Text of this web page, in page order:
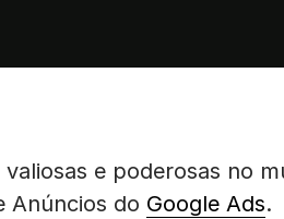
e poderosas no
Anúncios do Google Ads.